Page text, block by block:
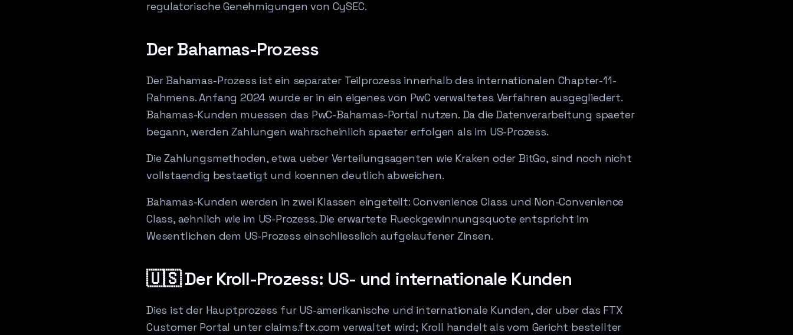
regulatorische Genehmigungen von CySEC.
Der Bahamas-Prozess
Der Bahamas-Prozess ist ein separater Teilprozess innerhalb des internationalen Chapter-11-
Rahmens. Anfang 2024 wurde er in ein eigenes von PwC verwaltetes Verfahren ausgegliedert.
Bahamas-Kunden muessen das PwC-Bahamas-Portal nutzen. Da die Datenverarbeitung spaeter
begann, werden Zahlungen wahrscheinlich spaeter erfolgen als im US-Prozess.
Die Zahlungsmethoden, etwa ueber Verteilungsagenten wie Kraken oder BitGo, sind noch nicht
vollstaendig bestaetigt und koennen deutlich abweichen.
Bahamas-Kunden werden in zwei Klassen eingeteilt: Convenience Class und Non-Convenience
Class, aehnlich wie im US-Prozess. Die erwartete Rueckgewinnungsquote entspricht im
Wesentlichen dem US-Prozess einschliesslich aufgelaufener Zinsen.
🇺🇸 Der Kroll-Prozess: US- und internationale Kunden
Dies ist der Hauptprozess fur US-amerikanische und internationale Kunden, der uber das FTX
Customer Portal unter claims.ftx.com verwaltet wird; Kroll handelt als vom Gericht bestellter